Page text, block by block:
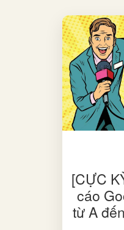
[CỰC
cáo
từ A